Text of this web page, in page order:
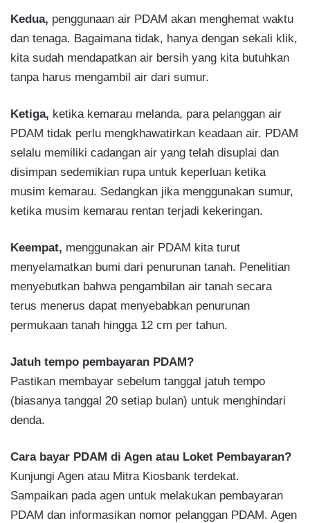
Kedua, penggunaan air PDAM akan menghemat waktu
dan tenaga. Bagaimana tidak, hanya dengan sekali klik,
kita sudah mendapatkan air bersih yang kita butuhkan
tanpa harus mengambil air dari sumur.
Ketiga, ketika kemarau melanda, para pelanggan air
PDAM tidak perlu mengkhawatirkan keadaan air. PDAM
selalu memiliki cadangan air yang telah disuplai dan
disimpan sedemikian rupa untuk keperluan ketika
musim kemarau. Sedangkan jika menggunakan sumur,
ketika musim kemarau rentan terjadi kekeringan.
Keempat, menggunakan air PDAM kita turut
menyelamatkan bumi dari penurunan tanah. Penelitian
menyebutkan bahwa pengambilan air tanah secara
terus menerus dapat menyebabkan penurunan
permukaan tanah hingga 12 cm per tahun.
Jatuh tempo pembayaran PDAM?
Pastikan membayar sebelum tanggal jatuh tempo
(biasanya tanggal 20 setiap bulan) untuk menghindari
denda.
Cara bayar PDAM di Agen atau Loket Pembayaran?
Kunjungi Agen atau Mitra Kiosbank terdekat.
Sampaikan pada agen untuk melakukan pembayaran
PDAM dan informasikan nomor pelanggan PDAM. Agen